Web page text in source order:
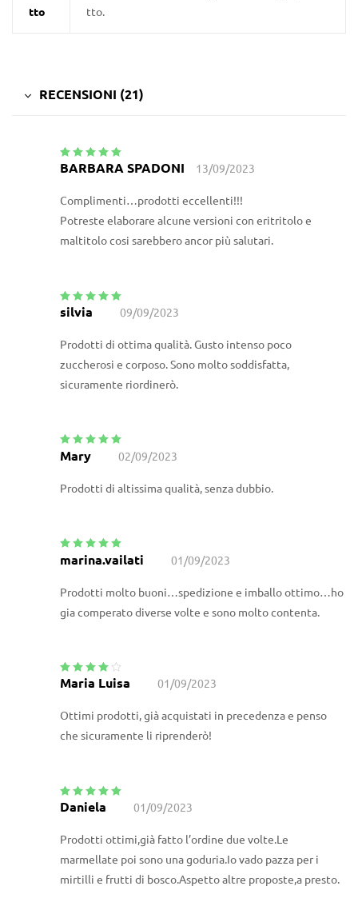
tto
tto.
RECENSIONI (21)
Valutato5su
5
BARBARA SPADONI 13/09/2023
Complimenti…prodotti eccellenti!!!
Potreste elaborare alcune versioni con eritritolo e
maltitolo cosi sarebbero ancor più salutari.
Valutato
5
silvia 09/09/2023
Prodotti di ottima qualità. Gusto intenso poco
zuccherosi e corposo. Sono molto soddisfatta,
sicuramente riordinerò.
Valutato
5
Mary 02/09/2023
Prodotti di altissima qualità, senza dubbio.
Valutato5su
5
marina.vailati 01/09/2023
Prodotti molto buoni…spedizione e imballo ottimo…ho
gia comperato diverse volte e sono molto contenta.
Valutato4
Maria Luisa 01/09/2023
Ottimi prodotti, già acquistati in precedenza e penso
che sicuramente li riprenderò!
Valutato5 su
Daniela 01/09/2023
Prodotti ottimi,già fatto l’ordine due volte.Le
marmellate poi sono una goduria.Io vado pazza per i
mirtilli e frutti di bosco.Aspetto altre proposte,a presto.